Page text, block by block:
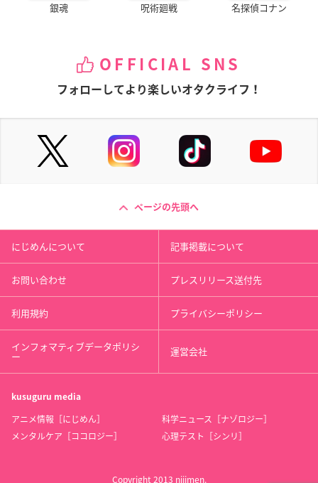
銀魂 呪術廻戦 名探偵コナン
OFFICIAL SNS
フォローしてより楽しいオタクライフ！
ページの先頭へ
にじめんについて 記事掲載について
お問い合わせ プレスリリース送付先
利用規約 プライバシーポリシー
インフォマティブデータポリシ
ー 運営会社
kusuguru media
アニメ情報［にじめん］
科学ニュース［ナゾロジー］
メンタルケア［ココロジー］
心理テスト［シンリ］
Copyright 2013 nijimen.